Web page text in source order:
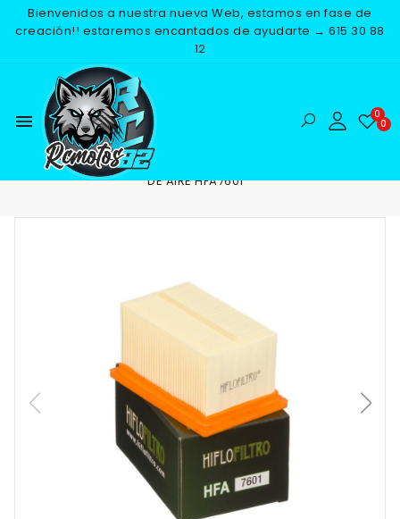
Bienvenidos a nuestra nueva Web, estamos en fase de
creación!! estaremos encantados de ayudarte → 615 30 88
12
menu
Inicio RECAMBIOS
DE AIRE HFA7601